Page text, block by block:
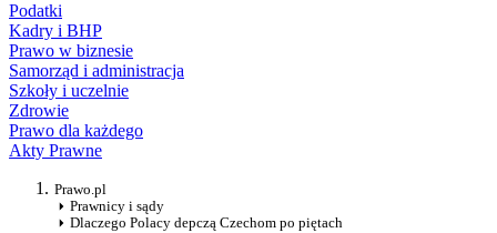
Podatki
Kadry i BHP
Prawo w biznesie
Samorząd i administracja
Szkoły i uczelnie
Zdrowie
Prawo dla każdego
Akty Prawne
Prawo.pl
Prawnicy i sądy
Dlaczego Polacy depczą Czechom po piętach